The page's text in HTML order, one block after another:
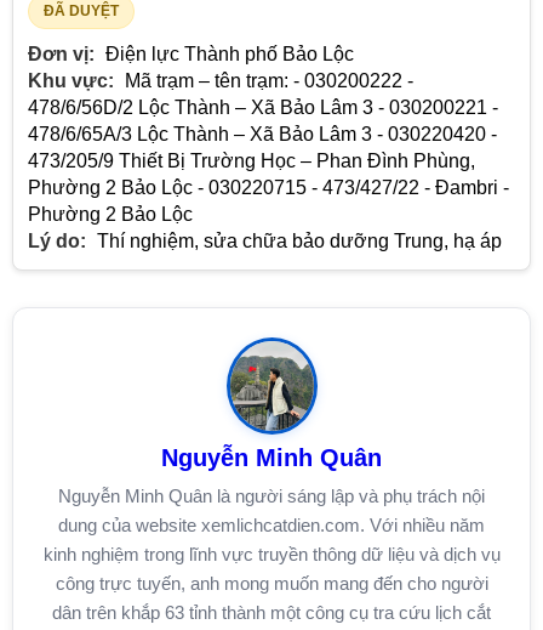
ĐÃ DUYỆT
Đơn vị: Điện lực Thành phố Bảo Lộc
Khu vực:
Mã trạm – tên trạm: - 030200222 -
478/6/56D/2 Lộc Thành – Xã Bảo Lâm 3 - 030200221 -
478/6/65A/3 Lộc Thành – Xã Bảo Lâm 3 - 030220420 -
473/205/9 Thiết Bị Trường Học – Phan Đình Phùng,
Phường 2 Bảo Lộc - 030220715 - 473/427/22 - Đambri -
Phường 2 Bảo Lộc
Lý do: Thí nghiệm, sửa chữa bảo dưỡng Trung, hạ áp
Nguyễn Minh Quân
Nguyễn Minh Quân là người sáng lập và phụ trách nội
dung của website xemlichcatdien.com. Với nhiều năm
kinh nghiệm trong lĩnh vực truyền thông dữ liệu và dịch vụ
công trực tuyến, anh mong muốn mang đến cho người
dân trên khắp 63 tỉnh thành một công cụ tra cứu lịch cắt